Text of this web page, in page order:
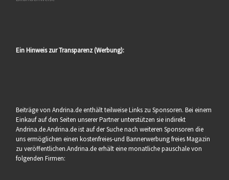
Ein Hinweis zur Transparenz (Werbung):
Beiträge von Andrina.de enthält teilweise Links zu Sponsoren. Bei einem
Einkauf auf den Seiten unserer Partner unterstützen sie indirekt
Andrina.de.Andrina.de ist auf der Suche nach weiteren Sponsoren die
uns ermöglichen einen kostenfreies-und Bannerwerbung freies Magazin
zu veröffentlichen.Andrina.de erhält eine monatliche pauschale von
folgenden Firmen: